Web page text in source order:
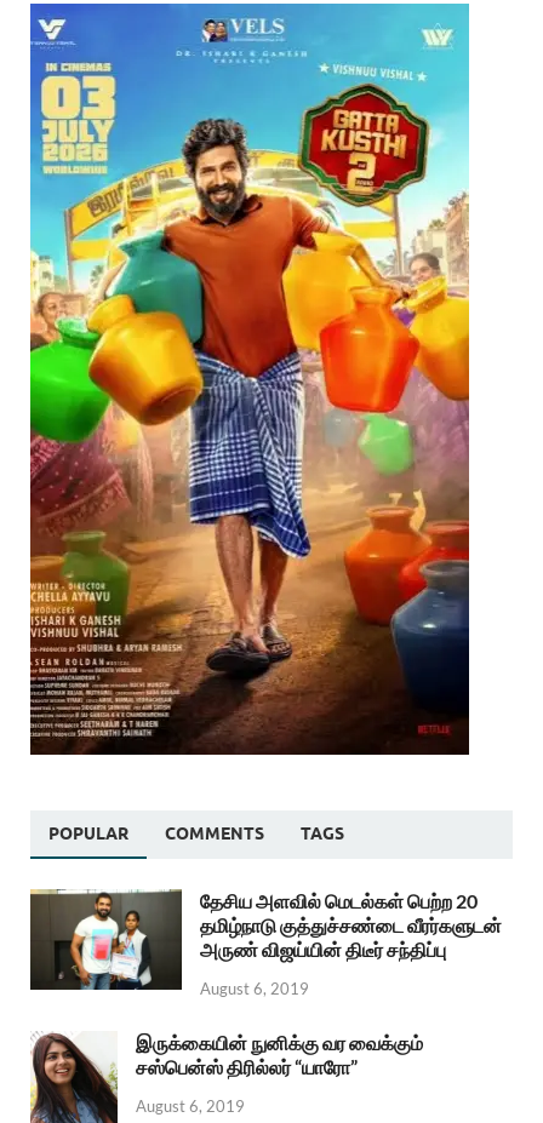
POPULAR COMMENTS TAGS
தேசிய அளவில் மெடல்கள் பெற்ற 20
தமிழ்நாடு குத்துச்சண்டை வீரர்களுடன்
அருண் விஜய்யின் திடீர் சந்திப்பு
August 6, 2019
இருக்கையின் நுனிக்கு வர வைக்கும்
சஸ்பென்ஸ் திரில்லர் “யாரோ”
August 6, 2019